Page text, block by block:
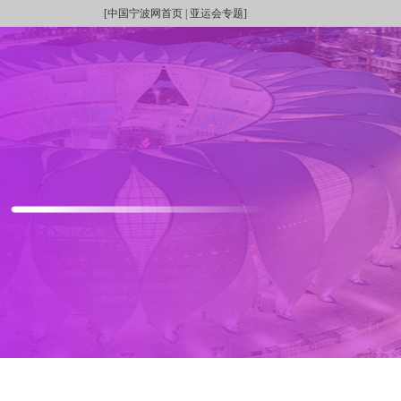
[中国宁波网首页 亚运会专题]